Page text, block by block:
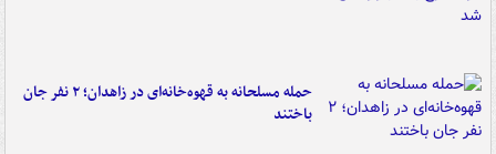
حمله مسلحانه به قهوه‌خانه‌ای در زاهدان؛ ۲ نفر جان
باختند